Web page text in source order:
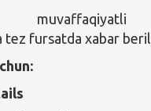
muvaffaqiyatli
tez fursatda xabar